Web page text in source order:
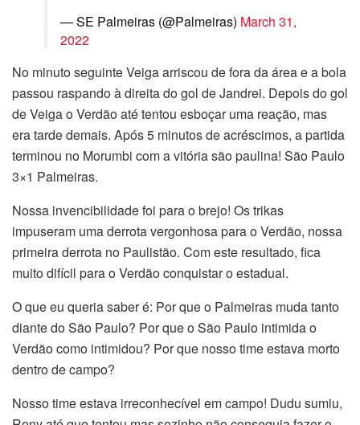
— SE Palmeiras (@Palmeiras) March 31,
2022
No minuto seguinte Veiga arriscou de fora da área e a bola
passou raspando à direita do gol de Jandrei. Depois do gol
de Veiga o Verdão até tentou esboçar uma reação, mas
era tarde demais. Após 5 minutos de acréscimos, a partida
terminou no Morumbi com a vitória são paulina! São Paulo
3×1 Palmeiras.
Nossa invencibilidade foi para o brejo! Os trikas
impuseram uma derrota vergonhosa para o Verdão, nossa
primeira derrota no Paulistão. Com este resultado, fica
muito difícil para o Verdão conquistar o estadual.
O que eu queria saber é: Por que o Palmeiras muda tanto
diante do São Paulo? Por que o São Paulo intimida o
Verdão como intimidou? Por que nosso time estava morto
dentro de campo?
Nosso time estava irreconhecível em campo! Dudu sumiu,